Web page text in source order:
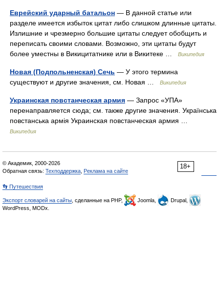
Еврейский ударный батальон — В данной статье или
разделе имеется избыток цитат либо слишком длинные цитаты.
Излишние и чрезмерно большие цитаты следует обобщить и
переписать своими словами. Возможно, эти цитаты будут
более уместны в Викицитатнике или в Викитеке …
Википедия
Новая (Подпольненская) Сечь — У этого термина
существуют и другие значения, см. Новая …
Википедия
Украинская повстанческая армия — Запрос «УПА»
перенаправляется сюда; см. также другие значения. Українська
повстанська армія Украинская повстанческая армия …
Википедия
18+
© Академик, 2000-2026
Обратная связь: Техподдержка Реклама на сайте
👣 Путешествия
Экспорт словарей на сайты , сделанные на PHP, Joomla,
Drupal,
WordPress, MODx.